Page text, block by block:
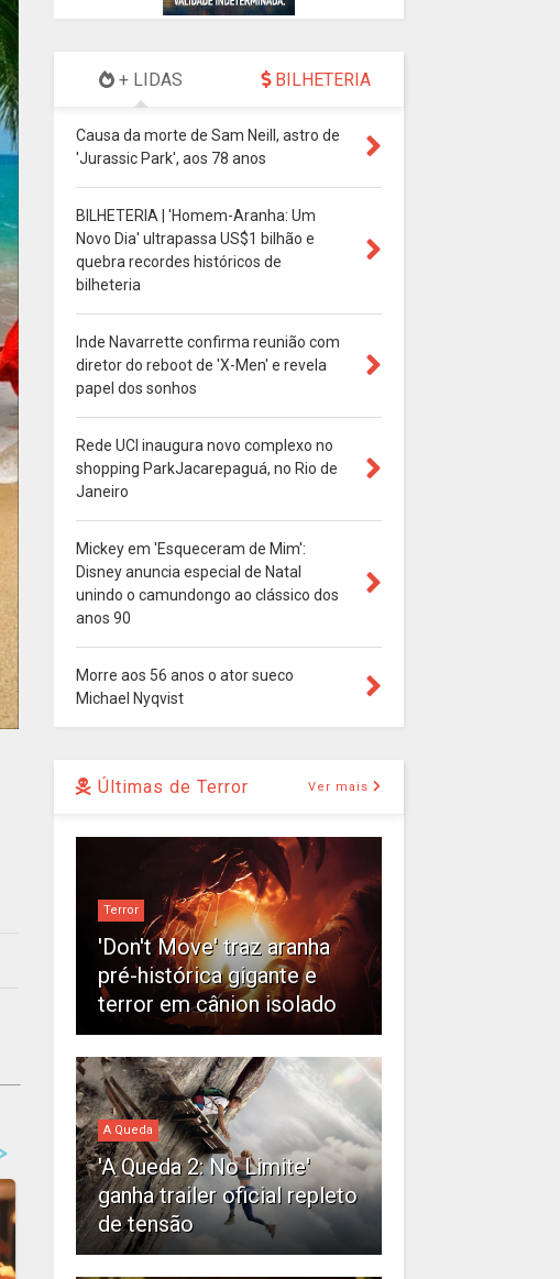
+ LIDAS BILHETERIA
Causa da morte de Sam Neill, astro de
'Jurassic Park', aos 78 anos
BILHETERIA | 'Homem-Aranha: Um
Novo Dia' ultrapassa US$1 bilhão e
quebra recordes históricos de
bilheteria
Inde Navarrette confirma reunião com
diretor do reboot de 'X-Men' e revela
papel dos sonhos
Rede UCI inaugura novo complexo no
shopping ParkJacarepaguá, no Rio de
Janeiro
Mickey em 'Esqueceram de Mim':
Disney anuncia especial de Natal
unindo o camundongo ao clássico dos
anos 90
Morre aos 56 anos o ator sueco
Michael Nyqvist
Últimas de Terror Ver mais
Terror
'Don't Move' traz aranha
pré-histórica gigante e
terror em cânion isolado
A Queda
'A Queda 2: No Limite'
ganha trailer oficial repleto
de tensão